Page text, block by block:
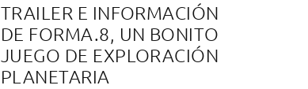
TRAILER E INFORMACIÓN
DE FORMA.8, UN BONITO
JUEGO DE EXPLORACIÓN
PLANETARIA